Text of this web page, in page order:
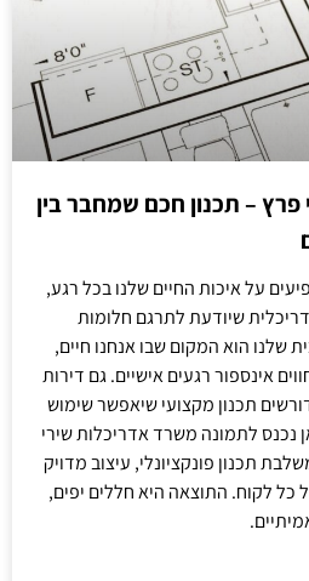
– תכנון חכם שמחבר בין
על איכות החיים שלנו בכל רגע,
שיודעת לתרגם חלומות
שלנו הוא המקום שבו אנחנו חיים,
אינספור רגעים אישיים. גם דירות
תכנון מקצועי שיאפשר שימוש
נכנס לתמונה משרד אדריכלות שירי
תכנון פונקציונלי, עיצוב מדויק
לקוח. התוצאה היא חללים יפים,